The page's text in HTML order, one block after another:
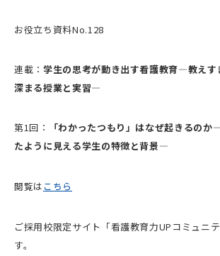
お役立ち資料No.128
連載： 学生の思考が動き出す看護教育―教えす
深まる授業と実習―
第1回：
「わかったつもり」はなぜ起きるの
たように見える学生の特徴と背景—
閲覧は こちら
ご採用校限定サイト「看護教育力UPコミュニ
す。